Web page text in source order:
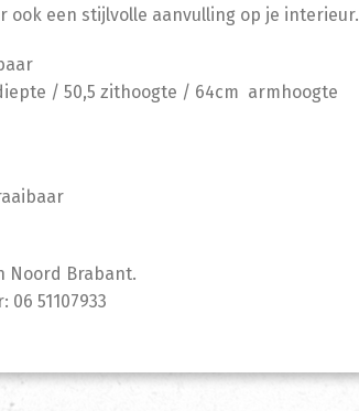
ook een stijlvolle aanvulling op je interieur.
/ 50,5 zithoogte / 64cm armhoogte
Noord Brabant.
51107933